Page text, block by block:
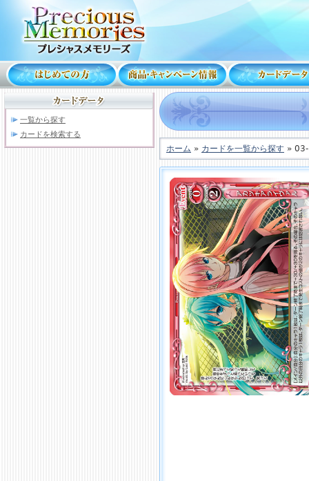
一覧から探す
カードを検索する
ホーム » カードを一覧から探す »